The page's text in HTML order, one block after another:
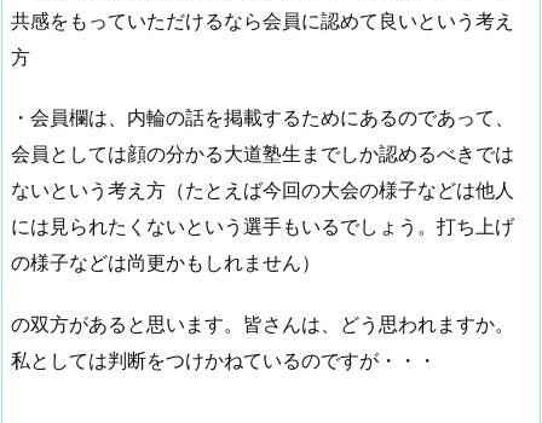
共感をもっていただけるなら会員に認めて良いという考え
方
・会員欄は、内輪の話を掲載するためにあるのであって、
会員としては顔の分かる大道塾生までしか認めるべきでは
ないという考え方（たとえば今回の大会の様子などは他人
には見られたくないという選手もいるでしょう。打ち上げ
の様子などは尚更かもしれません）
の双方があると思います。皆さんは、どう思われますか。
私としては判断をつけかねているのですが・・・